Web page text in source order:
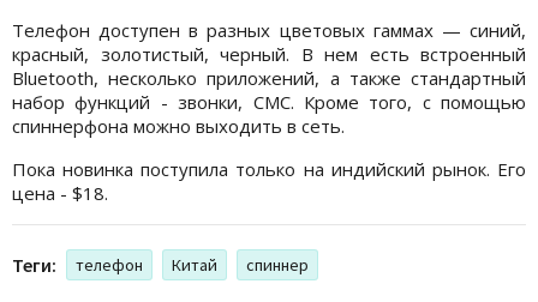
Телефон доступен в разных цветовых гаммах — синий,
красный, золотистый, черный. В нем есть встроенный
Bluetooth, несколько приложений, а также стандартный
набор функций - звонки, СМС. Кроме того, с помощью
спиннерфона можно выходить в сеть.
Пока новинка поступила только на индийский рынок. Его
цена - $18.
Теги: телефон Китай спиннер